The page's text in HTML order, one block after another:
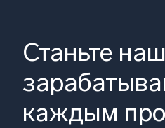
Станьте
каждым